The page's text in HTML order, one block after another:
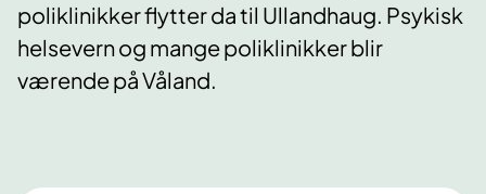
poliklinikker flytter da til Ullandhaug. Psykisk
helsevern og mange poliklinikker blir
værende på Våland.